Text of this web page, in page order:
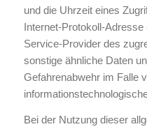
und die Uhrzeit eines
Internet-Protokoll-
Service-Provider des
sonstige ähnliche Daten
Gefahrenabwehr im Falle
Bei der Nutzung dieser